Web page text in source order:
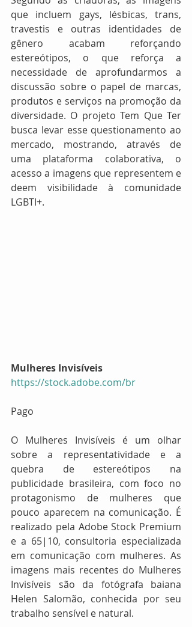
que incluem gays, lésbicas, trans,
travestis e outras identidades de
gênero acabam reforçando
estereótipos, o que reforça a
necessidade de aprofundarmos a
discussão sobre o papel de marcas,
produtos e serviços na promoção da
diversidade. O projeto Tem Que Ter
busca levar esse questionamento ao
mercado, mostrando, através de
uma plataforma colaborativa, o
acesso a imagens que representem e
deem visibilidade à comunidade
LGBTI+.
Mulheres Invisíveis
https://stock.adobe.com/br
Pago
O Mulheres Invisíveis é um olhar
sobre a representatividade e a
quebra de estereótipos na
publicidade brasileira, com foco no
protagonismo de mulheres que
pouco aparecem na comunicação. É
realizado pela Adobe Stock Premium
e a 65|10, consultoria especializada
em comunicação com mulheres. As
imagens mais recentes do Mulheres
Invisíveis são da fotógrafa baiana
Helen Salomão, conhecida por seu
trabalho sensível e natural.